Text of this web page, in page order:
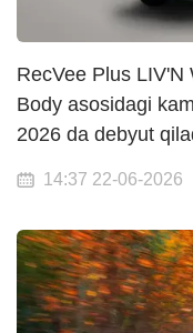
RecVee Plus
Body asosidagi
2026 da debyut
14:37 22-06-2026